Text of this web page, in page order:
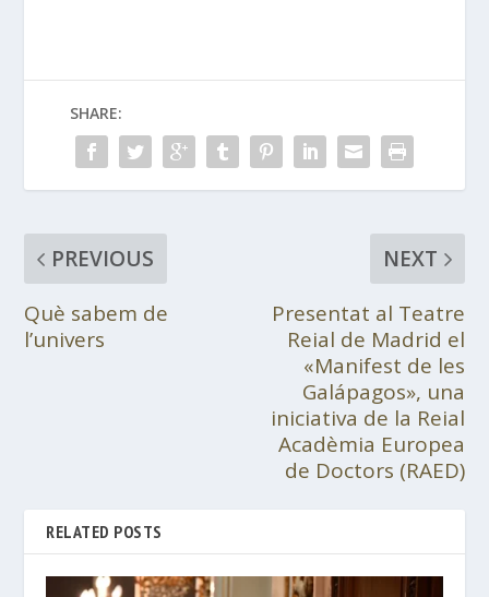
SHARE:
PREVIOUS
Què sabem de
l’univers
NEXT
Presentat al Teatre
Reial de Madrid el
«Manifest de les
Galápagos», una
iniciativa de la Reial
Acadèmia Europea
de Doctors (RAED)
RELATED POSTS